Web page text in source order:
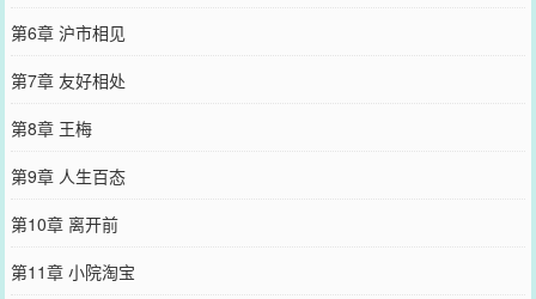
第6章 沪市相见
第7章 友好相处
第8章 王梅
第9章 人生百态
第10章 离开前
第11章 小院淘宝